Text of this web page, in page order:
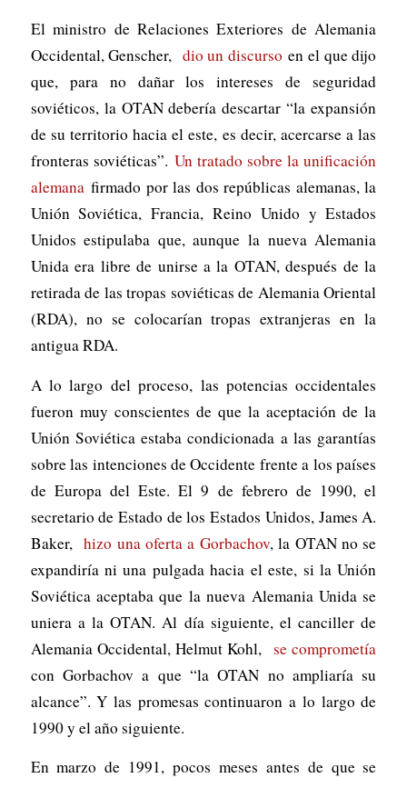
El ministro de Relaciones Exteriores de Alemania
Occidental, Genscher, dio un discurso en el que dijo
que, para no dañar los intereses de seguridad
soviéticos, la OTAN debería descartar “la expansión
de su territorio hacia el este, es decir, acercarse a las
fronteras soviéticas”. Un tratado sobre la unificación
alemanafirmado por las dos repúblicas alemanas, la
Unión Soviética, Francia, Reino Unido y Estados
Unidos estipulaba que, aunque la nueva Alemania
Unida era libre de unirse a la OTAN, después de la
retirada de las tropas soviéticas de Alemania Oriental
(RDA), no se colocarían tropas extranjeras en la
antigua RDA.
A lo largo del proceso, las potencias occidentales
fueron muy conscientes de que la aceptación de la
Unión Soviética estaba condicionada a las garantías
sobre las intenciones de Occidente frente a los países
de Europa del Este. El 9 de febrero de 1990, el
secretario de Estado de los Estados Unidos, James A.
Baker,hizo una oferta a Gorbachov, la OTAN no se
expandiría ni una pulgada hacia el este, si la Unión
Soviética aceptaba que la nueva Alemania Unida se
uniera a la OTAN. Al día siguiente, el canciller de
Alemania Occidental, Helmut Kohl,se comprometía
con Gorbachov a que “la OTAN no ampliaría su
alcance”. Y las promesas continuaron a lo largo de
1990 y el año siguiente.
En marzo de 1991, pocos meses antes de que se